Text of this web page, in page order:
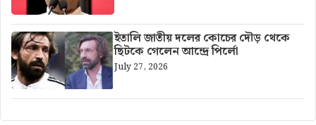
ইতালি জাতীয় দলের কোচের দৌড় থেকে
ছিটকে গেলেন আন্দ্রে পির্লো
July 27, 2026